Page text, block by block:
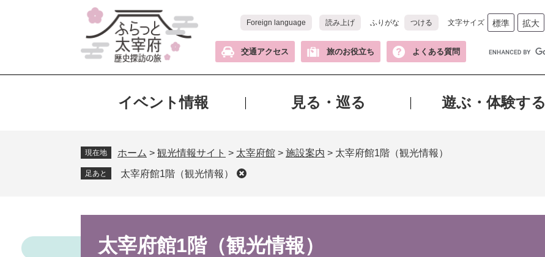
Foreign language 読み上げ ふりがな つける 文字サイズ 標準 拡大
交通アクセス 旅のお役立ち よくある質問
G
イベント情報 見る・巡る 遊ぶ・体験する
現在地 ホーム > 観光情報サイト > 太宰府館 > 施設案内 > 太宰府館1階（観光情報）
足あと 太宰府館1階（観光情報）
太宰府館1階（観光情報）